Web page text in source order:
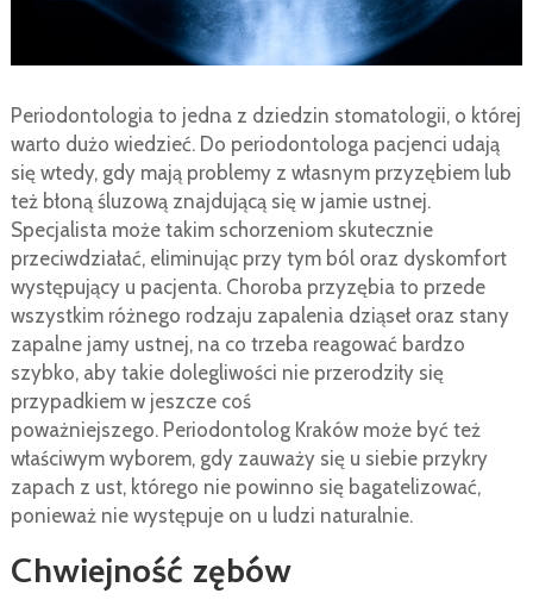
Periodontologia to jedna z dziedzin stomatologii, o której
warto dużo wiedzieć. Do periodontologa pacjenci udają
się wtedy, gdy mają problemy z własnym przyzębiem lub
też błoną śluzową znajdującą się w jamie ustnej.
Specjalista może takim schorzeniom skutecznie
przeciwdziałać, eliminując przy tym ból oraz dyskomfort
występujący u pacjenta. Choroba przyzębia to przede
wszystkim różnego rodzaju zapalenia dziąseł oraz stany
zapalne jamy ustnej, na co trzeba reagować bardzo
szybko, aby takie dolegliwości nie przerodziły się
przypadkiem w jeszcze coś
poważniejszego. Periodontolog Kraków może być też
właściwym wyborem, gdy zauważy się u siebie przykry
zapach z ust, którego nie powinno się bagatelizować,
ponieważ nie występuje on u ludzi naturalnie.
Chwiejność zębów